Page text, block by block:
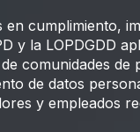
en cumplimiento,
y la LOPDGDD
comunidades de
de datos
y empleados